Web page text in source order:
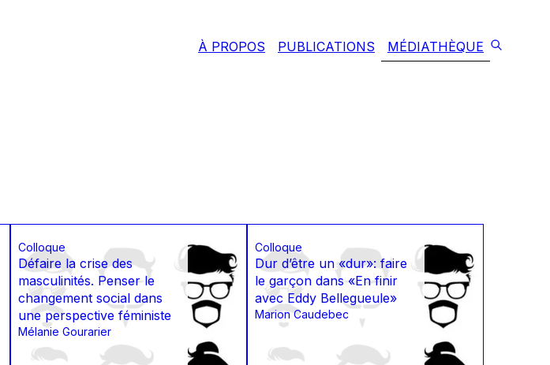
À PROPOS PUBLICATIONS MÉDIATHÈQUE
Colloque
Défaire la crise des
masculinités. Penser le
changement social dans
une perspective féministe
Mélanie Gourarier
Colloque
Dur d’être un «dur»: faire
le garçon dans «En finir
avec Eddy Bellegueule»
Marion Caudebec